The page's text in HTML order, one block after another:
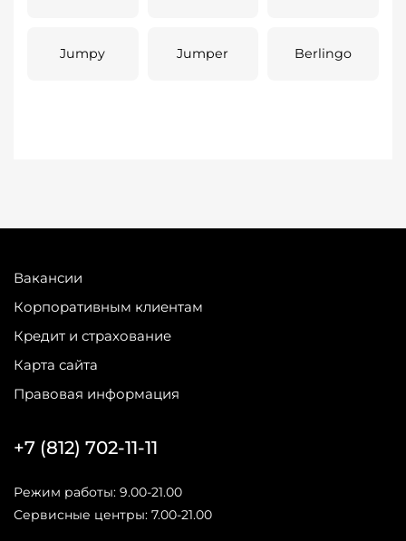
Jumpy Jumper Berlingo
Вакансии
Корпоративным клиентам
Кредит и страхование
Карта сайта
Правовая информация
+7 (812) 702-11-11
Режим работы: 9.00-21.00
Сервисные центры: 7.00-21.00